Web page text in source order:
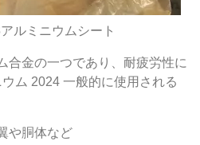
ルミニウムシート
合金の一つであり、耐疲労性に
ム 2024 一般的に使用される
や胴体など